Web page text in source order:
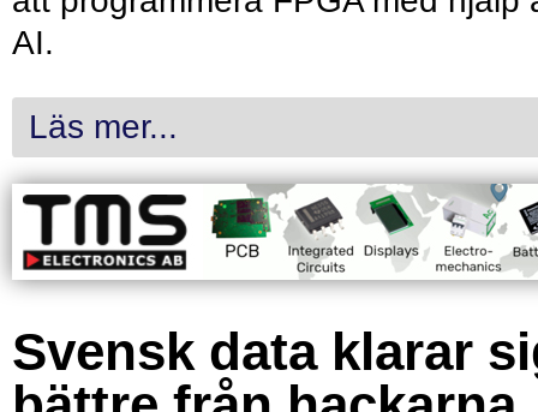
AI.
Läs mer...
Svensk data klarar